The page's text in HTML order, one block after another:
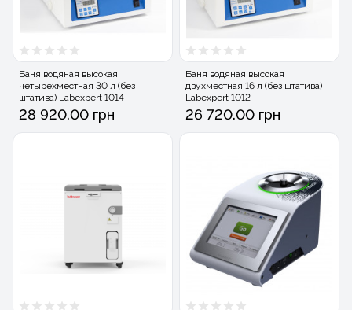
Баня водяная высокая
четырехместная 30 л (без
штатива) Labexpert 1014
28 920.00 грн
Баня водяная высокая
двухместная 16 л (без штатива)
Labexpert 1012
26 720.00 грн